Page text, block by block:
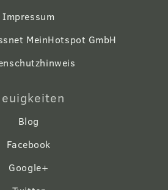
Impressum
MeinHotspot GmbH
Blog
Facebook
Google+